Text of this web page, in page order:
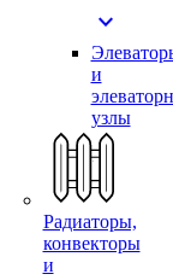
expand_more
и
узлы
Радиаторы,
конвекторы
и